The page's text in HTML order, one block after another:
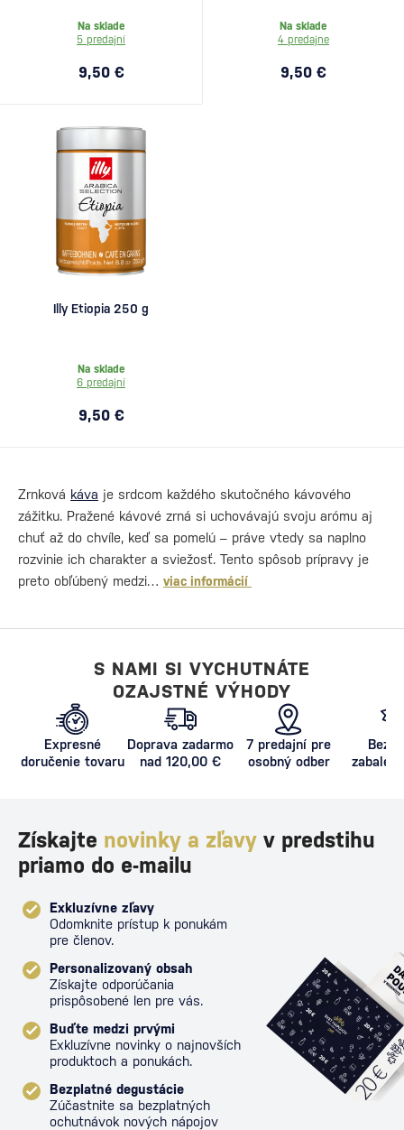
Na sklade
5 predajní
9,50 €
Na sklade
4 predajne
9,50 €
Illy Etiopia 250 g
Na sklade
6 predajní
9,50 €
Zrnková káva je srdcom každého skutočného kávového
zážitku. Pražené kávové zrná si uchovávajú svoju arómu aj
chuť až do chvíle, keď sa pomelú – práve vtedy sa naplno
rozvinie ich charakter a sviežosť. Tento spôsob prípravy je
preto obľúbený medzi… viac informácií
S NAMI SI VYCHUTNÁTE
OZAJSTNÉ VÝHODY
Expresné
doručenie tovaru
Doprava zadarmo
nad 120,00 €
7 predajní pre
osobný odber
Získajte novinky a zľavy v predstihu
priamo do e-mailu
Exkluzívne zľavy
Odomknite prístup k ponukám
pre členov.
Personalizovaný obsah
Získajte odporúčania
prispôsobené len pre vás.
Buďte medzi prvými
Exkluzívne novinky o najnovších
produktoch a ponukách.
Bezplatné degustácie
Zúčastnite sa bezplatných
ochutnávok nových nápojov